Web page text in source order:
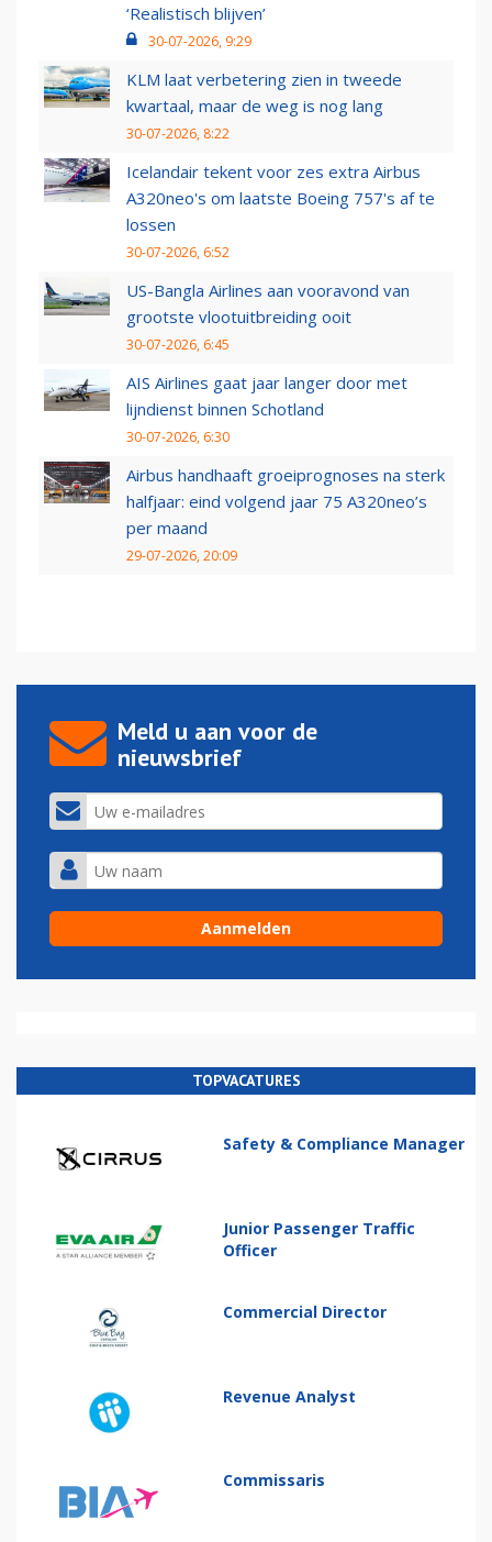
‘Realistisch blijven’
30-07-2026, 9:29
KLM laat verbetering zien in tweede
kwartaal, maar de weg is nog lang
30-07-2026, 8:22
Icelandair tekent voor zes extra Airbus
A320neo's om laatste Boeing 757's af te
lossen
30-07-2026, 6:52
US-Bangla Airlines aan vooravond van
grootste vlootuitbreiding ooit
30-07-2026, 6:45
AIS Airlines gaat jaar langer door met
lijndienst binnen Schotland
30-07-2026, 6:30
Airbus handhaaft groeiprognoses na sterk
halfjaar: eind volgend jaar 75 A320neo’s
per maand
29-07-2026, 20:09
Meld u aan voor de
nieuwsbrief
TOPVACATURES
Safety & Compliance Manager
Junior Passenger Traffic
Officer
Commercial Director
Revenue Analyst
Commissaris